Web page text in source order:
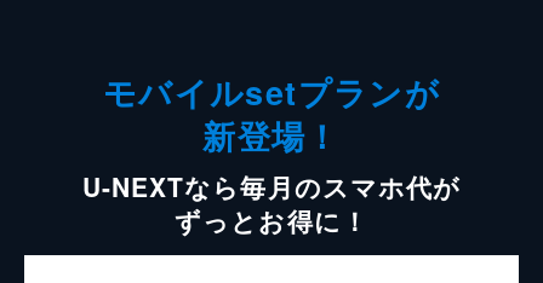
モバイルsetプランが
新登場！
U-NEXTなら毎月のスマホ代が
ずっとお得に！